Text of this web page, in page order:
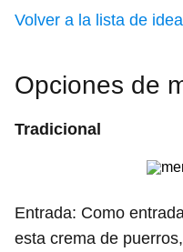
Volver a la lista de
Opciones de
Tradicional
Entrada: Como
esta crema de